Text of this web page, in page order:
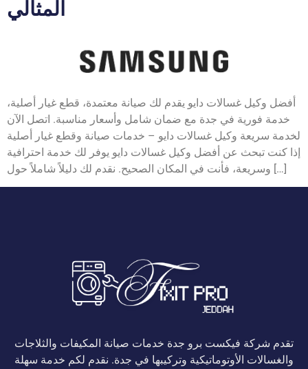
المثالي
أفضل وكيل غسالات دايو يقدم لك صيانة معتمدة، قطع غيار أصلية،
خدمة فورية في جدة مع ضمان شامل وأسعار مناسبة. اتصل الآن
لخدمة سريعة وكيل غسالات دايو – خدمات صيانة وقطع غيار أصلية
إذا كنت تبحث عن أفضل وكيل غسالات دايو يوفر لك خدمة احترافية
وسريعة، فأنت في المكان الصحيح. نقدم لك دليلاً شاملاً حول […]
تقدم شركة فيكست برو جدة خدمات صيانة المكيفات والثلاجات
والغسالات الأوتوماتيكية وتركيبها في جدة. نقدم لكم خدمة سهلة